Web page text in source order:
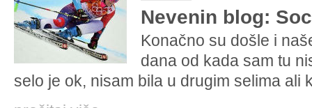
Nevenin blog:
Konačno su došle i
dana od kada sam tu
selo je ok, nisam bila u drugim selima ali